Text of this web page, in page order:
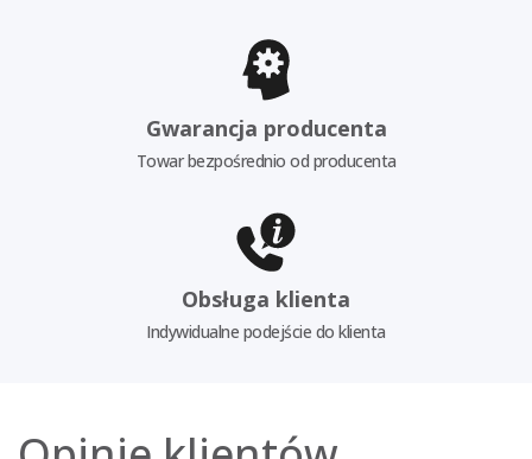
Gwarancja producenta
Towar bezpośrednio od producenta
Obsługa klienta
Indywidualne podejście do klienta